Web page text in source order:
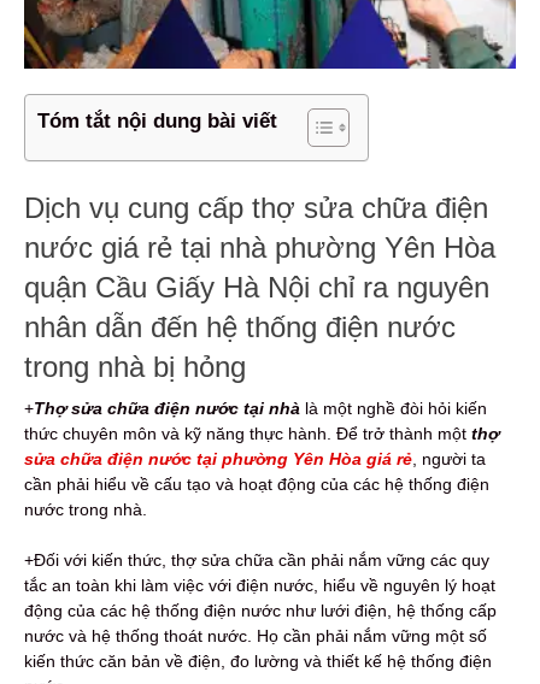
Tóm tắt nội dung bài viết
Dịch vụ cung cấp thợ sửa chữa điện
nước giá rẻ tại nhà phường Yên Hòa
quận Cầu Giấy Hà Nội chỉ ra nguyên
nhân dẫn đến hệ thống điện nước
trong nhà bị hỏng
+Thợ sửa chữa điện nước tại nhà là một nghề đòi hỏi kiến
thức chuyên môn và kỹ năng thực hành. Để trở thành một thợ
sửa chữa điện nước tại phường Yên Hòa giá rẻ , người ta
cần phải hiểu về cấu tạo và hoạt động của các hệ thống điện
nước trong nhà.
+Đối với kiến thức, thợ sửa chữa cần phải nắm vững các quy
tắc an toàn khi làm việc với điện nước, hiểu về nguyên lý hoạt
động của các hệ thống điện nước như lưới điện, hệ thống cấp
nước và hệ thống thoát nước. Họ cần phải nắm vững một số
kiến thức căn bản về điện, đo lường và thiết kế hệ thống điện